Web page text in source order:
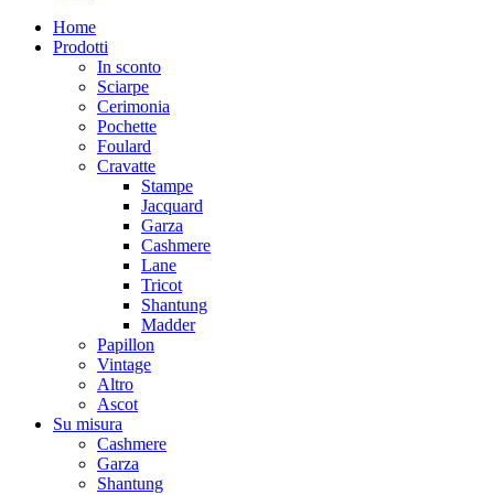
Home
Prodotti
In sconto
Sciarpe
Cerimonia
Pochette
Foulard
Cravatte
Stampe
Jacquard
Garza
Cashmere
Lane
Tricot
Shantung
Madder
Papillon
Vintage
Altro
Ascot
Su misura
Cashmere
Garza
Shantung